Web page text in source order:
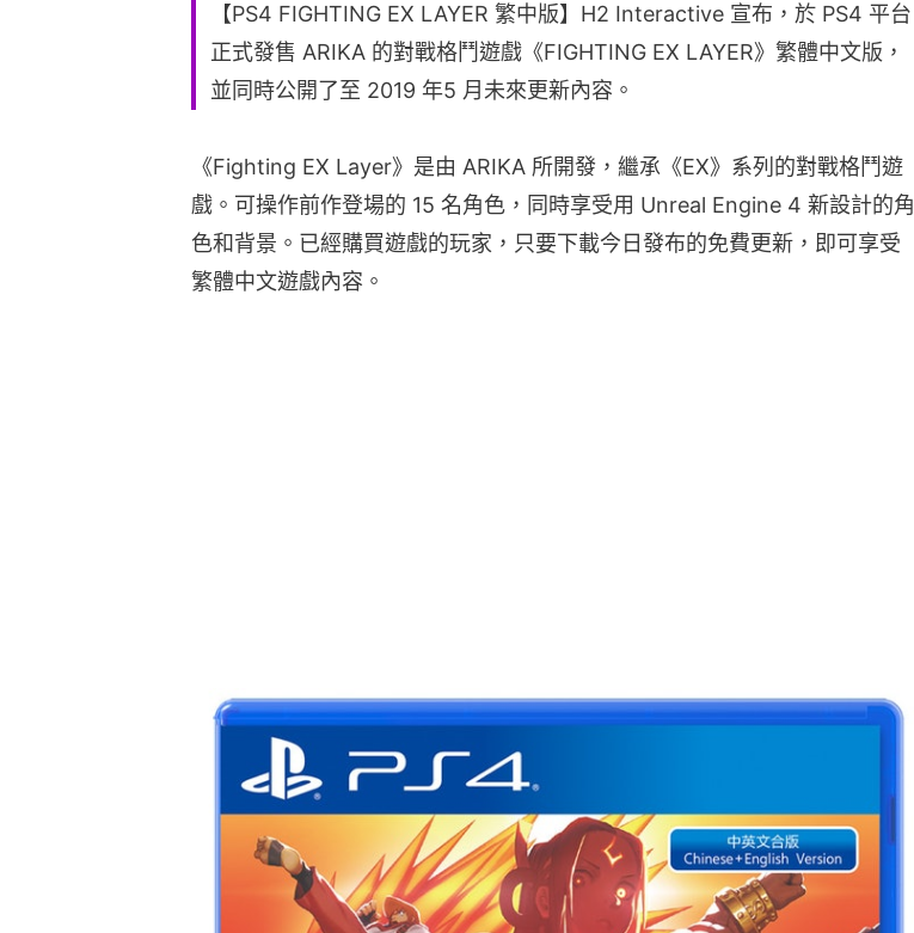
【PS4 FIGHTING EX LAYER 繁中版】H2 Interactive 宣布，於 PS4 平台
正式發售 ARIKA 的對戰格鬥遊戲《FIGHTING EX LAYER》繁體中文版，
並同時公開了至 2019 年5 月未來更新內容。
《Fighting EX Layer》是由 ARIKA 所開發，繼承《EX》系列的對戰格鬥遊
戲。可操作前作登場的 15 名角色，同時享受用 Unreal Engine 4 新設計的角
色和背景。已經購買遊戲的玩家，只要下載今日發布的免費更新，即可享受
繁體中文遊戲內容。